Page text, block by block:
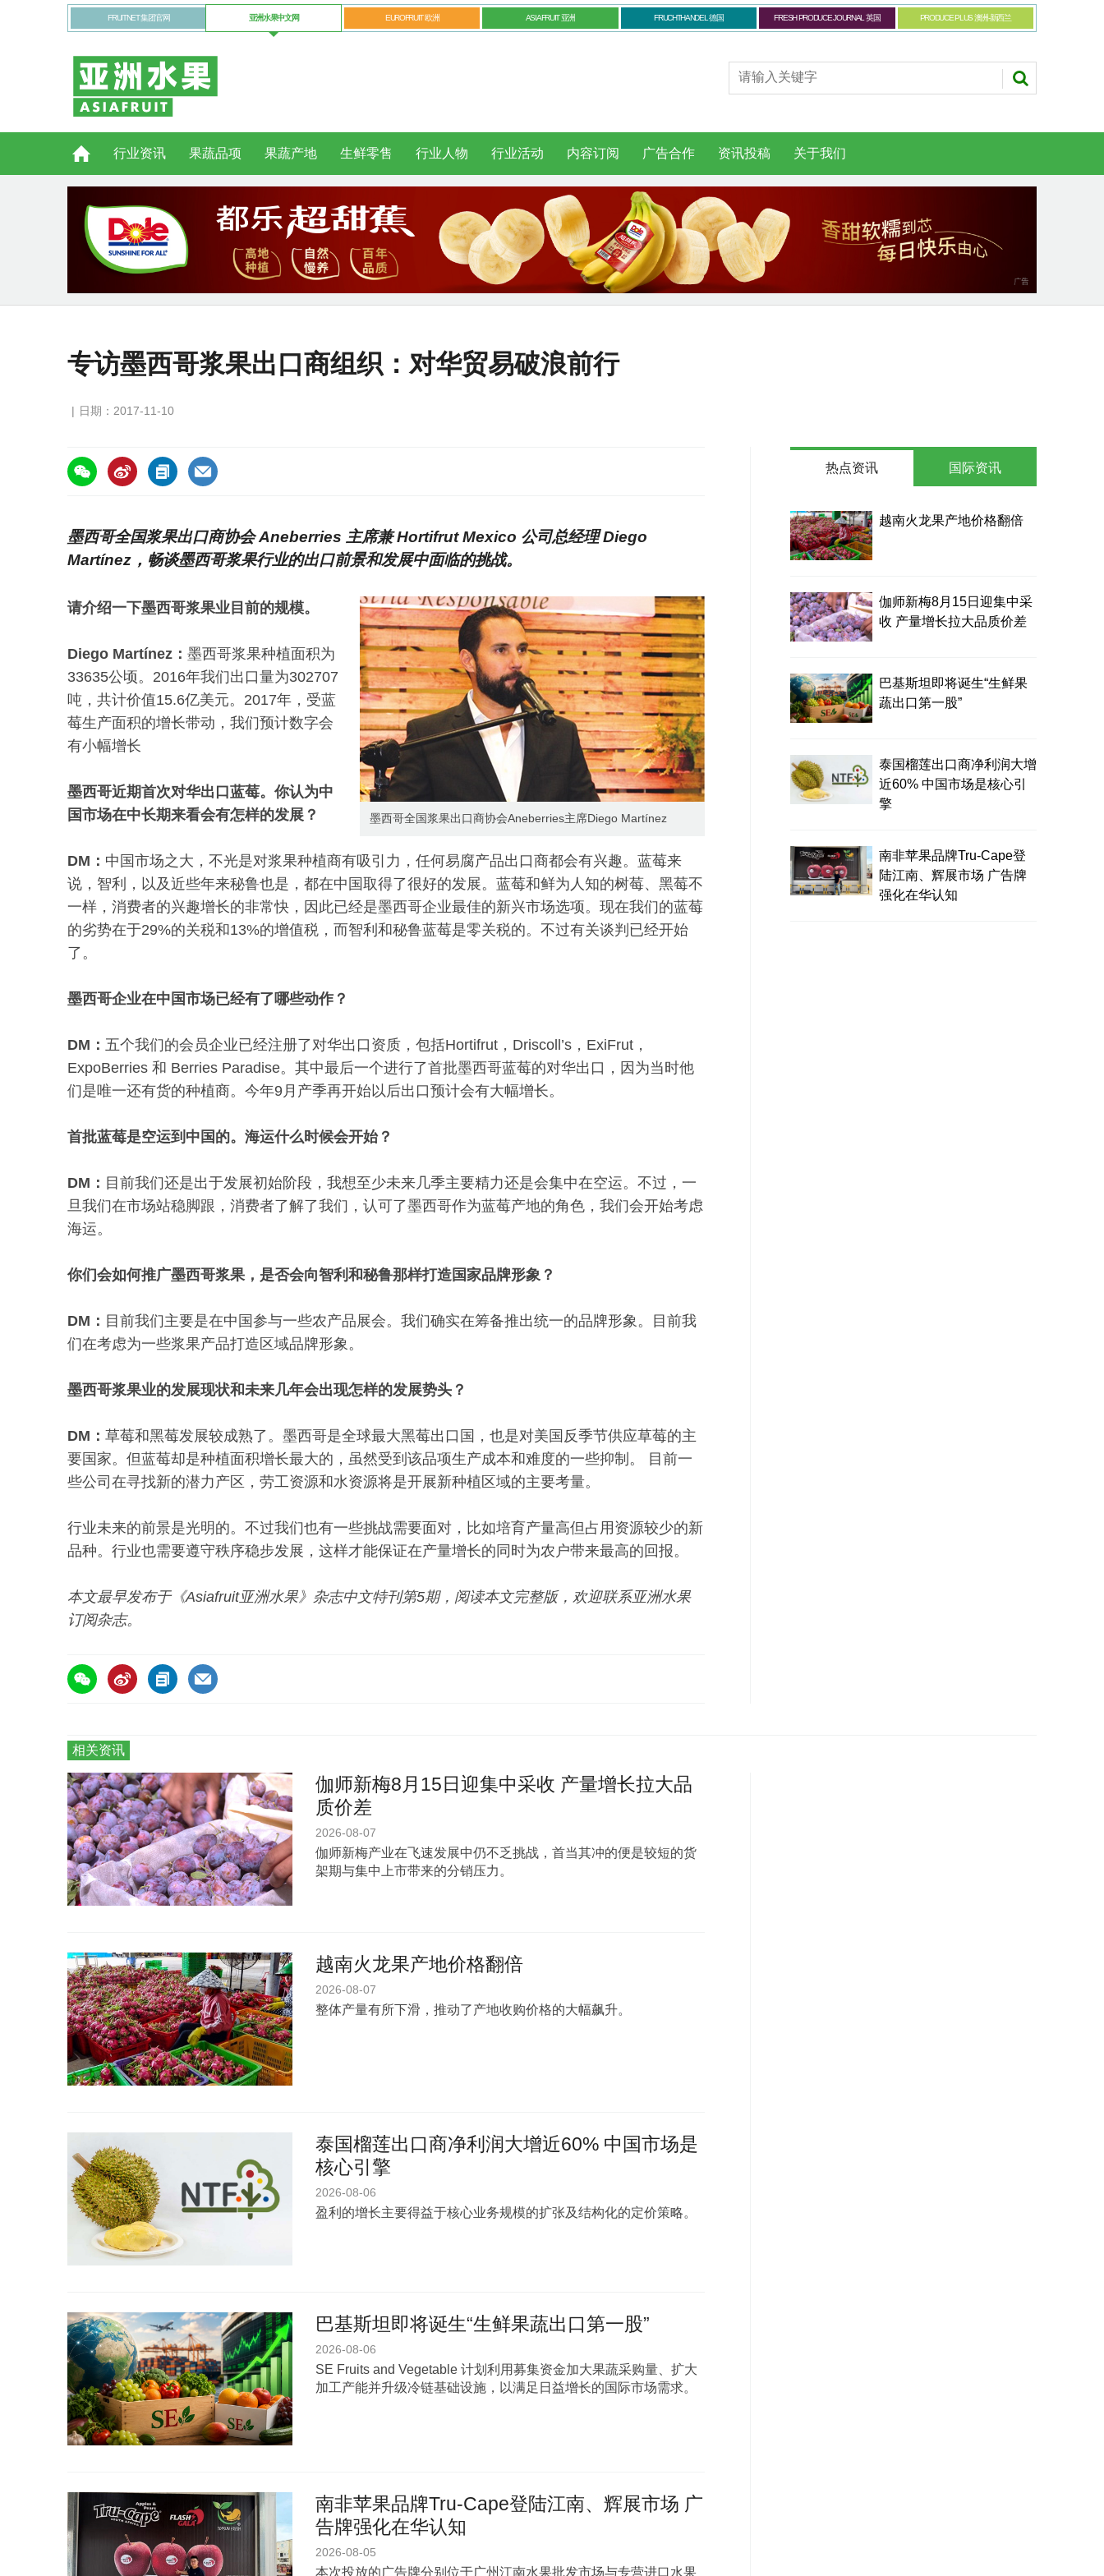
FRUITNET 集团官网 亚洲水果中文网 EUROFRUIT 欧洲 ASIAFRUIT 亚洲 FRUCHTHANDEL 德国 FRESH PRODUCE JOURNAL 英国 PRODUCE PLUS 澳洲-新西兰
行业资讯 果蔬品项 果蔬产地 生鲜零售 行业人物 行业活动 内容订阅 广告合作 资讯投稿 关于我们
专访墨西哥浆果出口商组织：对华贸易破浪前行
日期：2017-11-10
https://asiafruitchina.net/16399.html
墨西哥全国浆果出口商协会 Aneberries 主席兼 Hortifrut Mexico 公司总经理 Diego
Martínez，畅谈墨西哥浆果行业的出口前景和发展中面临的挑战。
墨西哥全国浆果出口商协会Aneberries主席Diego Martínez
请介绍一下墨西哥浆果业目前的规模。
Diego Martínez： 墨西哥浆果种植面积为
33635公顷。2016年我们出口量为302707
吨，共计价值15.6亿美元。2017年，受蓝
莓生产面积的增长带动，我们预计数字会
有小幅增长
墨西哥近期首次对华出口蓝莓。你认为中
国市场在中长期来看会有怎样的发展？
DM： 中国市场之大，不光是对浆果种植商有吸引力，任何易腐产品出口商都会有兴趣。蓝莓来
说，智利，以及近些年来秘鲁也是，都在中国取得了很好的发展。蓝莓和鲜为人知的树莓、黑莓不
一样，消费者的兴趣增长的非常快，因此已经是墨西哥企业最佳的新兴市场选项。现在我们的蓝莓
的劣势在于29%的关税和13%的增值税，而智利和秘鲁蓝莓是零关税的。不过有关谈判已经开始
了。
墨西哥企业在中国市场已经有了哪些动作？
DM： 五个我们的会员企业已经注册了对华出口资质，包括Hortifrut，Driscoll’s，ExiFrut，
ExpoBerries 和 Berries Paradise。其中最后一个进行了首批墨西哥蓝莓的对华出口，因为当时他
们是唯一还有货的种植商。今年9月产季再开始以后出口预计会有大幅增长。
首批蓝莓是空运到中国的。海运什么时候会开始？
DM： 目前我们还是出于发展初始阶段，我想至少未来几季主要精力还是会集中在空运。不过，一
旦我们在市场站稳脚跟，消费者了解了我们，认可了墨西哥作为蓝莓产地的角色，我们会开始考虑
海运。
你们会如何推广墨西哥浆果，是否会向智利和秘鲁那样打造国家品牌形象？
DM： 目前我们主要是在中国参与一些农产品展会。我们确实在筹备推出统一的品牌形象。目前我
们在考虑为一些浆果产品打造区域品牌形象。
墨西哥浆果业的发展现状和未来几年会出现怎样的发展势头？
DM： 草莓和黑莓发展较成熟了。墨西哥是全球最大黑莓出口国，也是对美国反季节供应草莓的主
要国家。但蓝莓却是种植面积增长最大的，虽然受到该品项生产成本和难度的一些抑制。 目前一
些公司在寻找新的潜力产区，劳工资源和水资源将是开展新种植区域的主要考量。
行业未来的前景是光明的。不过我们也有一些挑战需要面对，比如培育产量高但占用资源较少的新
品种。行业也需要遵守秩序稳步发展，这样才能保证在产量增长的同时为农户带来最高的回报。
本文最早发布于《Asiafruit亚洲水果》杂志中文特刊第5期，阅读本文完整版，欢迎联系亚洲水果
订阅杂志。
热点资讯
越南火龙果产地价格翻倍
伽师新梅8月15日迎集中采
收 产量增长拉大品质价差
巴基斯坦即将诞生“生鲜果
蔬出口第一股”
泰国榴莲出口商净利润大增
近60% 中国市场是核心引
擎
南非苹果品牌Tru-Cape登
陆江南、辉展市场 广告牌
强化在华认知
国际资讯
相关资讯
伽师新梅8月15日迎集中采收 产量增长拉大品
质价差
2026-08-07
伽师新梅产业在飞速发展中仍不乏挑战，首当其冲的便是较短的货
架期与集中上市带来的分销压力。
越南火龙果产地价格翻倍
2026-08-07
整体产量有所下滑，推动了产地收购价格的大幅飙升。
泰国榴莲出口商净利润大增近60% 中国市场是
核心引擎
2026-08-06
盈利的增长主要得益于核心业务规模的扩张及结构化的定价策略。
巴基斯坦即将诞生“生鲜果蔬出口第一股”
2026-08-06
SE Fruits and Vegetable 计划利用募集资金加大果蔬采购量、扩大
加工产能并升级冷链基础设施，以满足日益增长的国际市场需求。
南非苹果品牌Tru-Cape登陆江南、辉展市场 广
告牌强化在华认知
2026-08-05
本次投放的广告牌分别位于广州江南水果批发市场与专营进口水果